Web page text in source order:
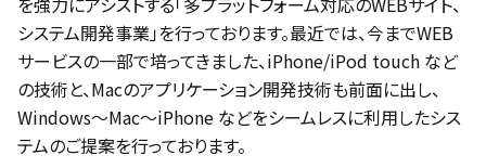
システム開発事業」を行っております。最近では、今までWEB
サービスの一部で培ってきました、iPhone/iPod touch など
の技術と、Macのアプリケーション開発技術も前面に出し、
Windows～Mac～iPhone などをシームレスに利用したシス
テムのご提案を行っております。